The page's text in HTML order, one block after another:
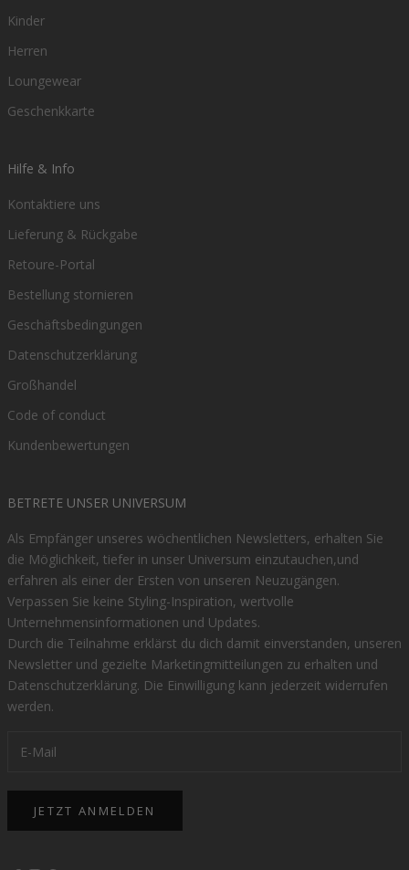
Kinder
Herren
Loungewear
Geschenkkarte
Hilfe & Info
Kontaktiere uns
Lieferung & Rückgabe
Retoure-Portal
Bestellung stornieren
Geschäftsbedingungen
Datenschutzerklärung
Großhandel
Code of conduct
Kundenbewertungen
BETRETE UNSER UNIVERSUM
Als Empfänger unseres wöchentlichen Newsletters, erhalten Sie
die Möglichkeit, tiefer in unser Universum einzutauchen,und
erfahren als einer der Ersten von unseren Neuzugängen.
Verpassen Sie keine Styling-Inspiration, wertvolle
Unternehmensinformationen und Updates.
Durch die Teilnahme erklärst du dich damit einverstanden, unseren
Newsletter und gezielte Marketingmitteilungen zu erhalten und
Datenschutzerklärung. Die Einwilligung kann jederzeit widerrufen
werden.
JETZT ANMELDEN